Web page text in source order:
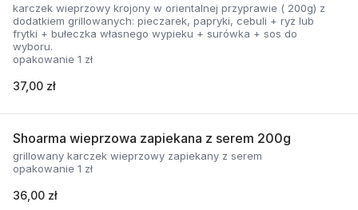
karczek wieprzowy krojony w orientalnej przyprawie ( 200g) z
dodatkiem grillowanych: pieczarek, papryki, cebuli + ryż lub
frytki + bułeczka własnego wypieku + surówka + sos do
wyboru.
opakowanie 1 zł
37,00 zł
Shoarma wieprzowa zapiekana z serem 200g
grillowany karczek wieprzowy zapiekany z serem
opakowanie 1 zł
36,00 zł